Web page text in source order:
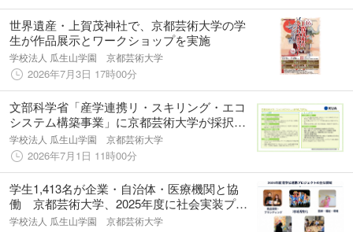
世界遺産・上賀茂神社で、京都芸術大学の学
生が作品展示とワークショップを実施
学校法人 瓜生山学園 京都芸術大学
2026年7月3日 17時00分
文部科学省「産学連携リ・スキリング・エコ
システム構築事業」に京都芸術大学が採択さ
れました
学校法人 瓜生山学園 京都芸術大学
2026年7月1日 11時00分
学生1,413名が企業・自治体・医療機関と協
働 京都芸術大学、2025年度に社会実装プロ
ジェクト112件を展開
学校法人 瓜生山学園 京都芸術大学